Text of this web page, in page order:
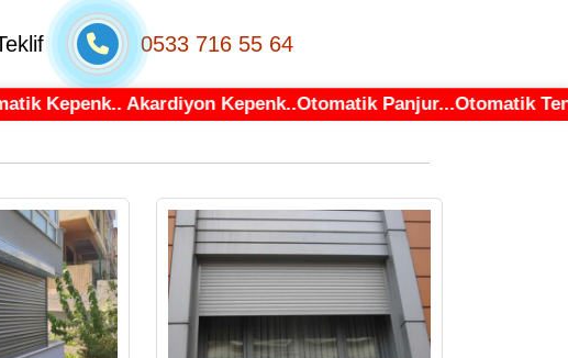
0533 716 55 64
Kepenk.. Akardiyon Kepenk..Otomatik Panjur...Otomatik